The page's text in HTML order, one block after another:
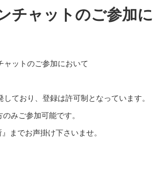
チャットのご参加に
ャットのご参加において
ており、登録は許可制となっています。
みご参加可能です。
までお声掛け下さいませ。